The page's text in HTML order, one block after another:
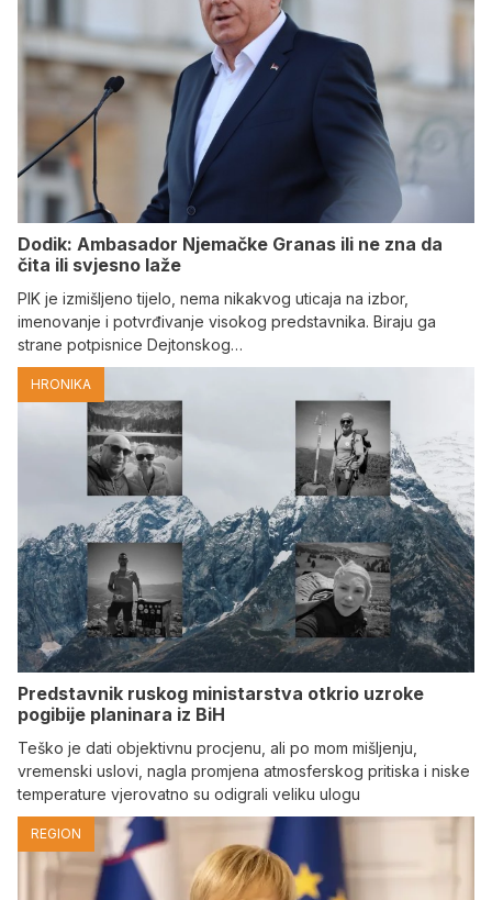
Dodik: Ambasador Njemačke Granas ili ne zna da
čita ili svjesno laže
PIK je izmišljeno tijelo, nema nikakvog uticaja na izbor,
imenovanje i potvrđivanje visokog predstavnika. Biraju ga
strane potpisnice Dejtonskog…
HRONIKA
Predstavnik ruskog ministarstva otkrio uzroke
pogibije planinara iz BiH
Teško je dati objektivnu procjenu, ali po mom mišljenju,
vremenski uslovi, nagla promjena atmosferskog pritiska i niske
temperature vjerovatno su odigrali veliku ulogu
REGION